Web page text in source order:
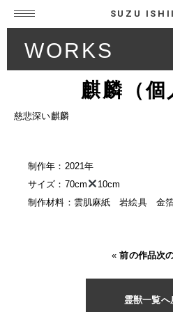
SUZU
WORKS
麒麟（個
慈悲深い麒麟
制作年：2021年
サイズ：70cm
10cm
制作材料：雲肌麻紙 岩絵具 金
«前の作品次
霊獣一覧へ